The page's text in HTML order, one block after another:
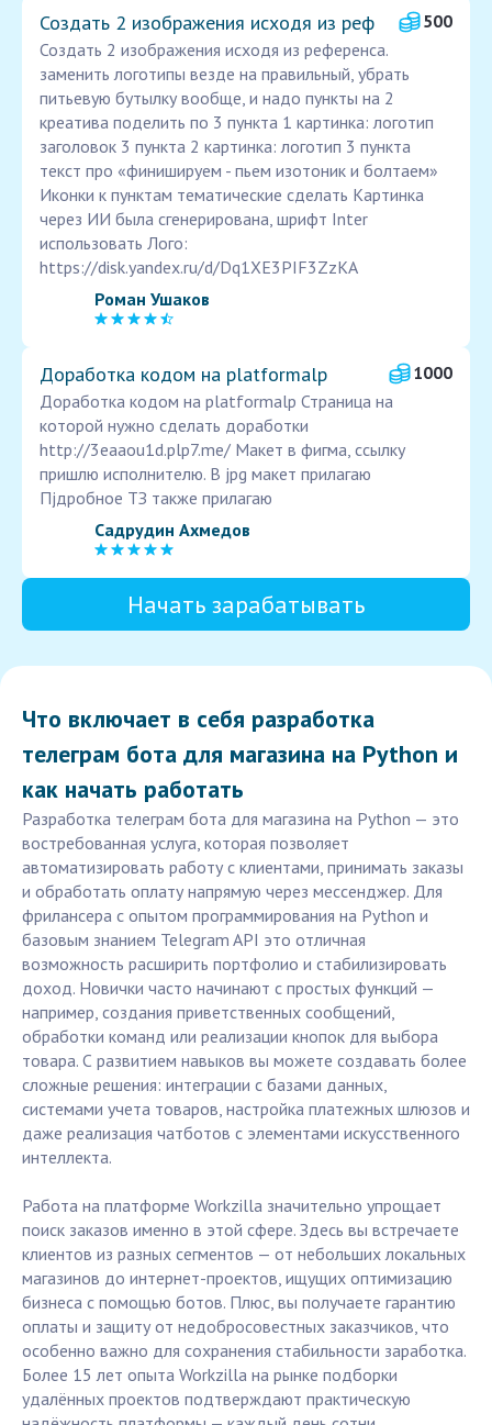
Создать 2 изображения исходя из реф
500
Создать 2 изображения исходя из референса.
заменить логотипы везде на правильный, убрать
питьевую бутылку вообще, и надо пункты на 2
креатива поделить по 3 пункта 1 картинка: логотип
заголовок 3 пункта 2 картинка: логотип 3 пункта
текст про «финишируем - пьем изотоник и болтаем»
Иконки к пунктам тематические сделать Картинка
через ИИ была сгенерирована, шрифт Inter
использовать Лого:
https://disk.yandex.ru/d/Dq1XE3PIF3ZzKA
Роман Ушаков
Доработка кодом на platformalp
1000
Доработка кодом на platformalp Страница на
которой нужно сделать доработки
http://3eaaou1d.plp7.me/ Макет в фигма, ссылку
пришлю исполнителю. В jpg макет прилагаю
Пjдробное ТЗ также прилагаю
Садрудин Ахмедов
Начать зарабатывать
Что включает в себя разработка
телеграм бота для магазина на Python и
как начать работать
Разработка телеграм бота для магазина на Python — это
востребованная услуга, которая позволяет
автоматизировать работу с клиентами, принимать заказы
и обработать оплату напрямую через мессенджер. Для
фрилансера с опытом программирования на Python и
базовым знанием Telegram API это отличная
возможность расширить портфолио и стабилизировать
доход. Новички часто начинают с простых функций —
например, создания приветственных сообщений,
обработки команд или реализации кнопок для выбора
товара. С развитием навыков вы можете создавать более
сложные решения: интеграции с базами данных,
системами учета товаров, настройка платежных шлюзов и
даже реализация чатботов с элементами искусственного
интеллекта.
Работа на платформе Workzilla значительно упрощает
поиск заказов именно в этой сфере. Здесь вы встречаете
клиентов из разных сегментов — от небольших локальных
магазинов до интернет-проектов, ищущих оптимизацию
бизнеса с помощью ботов. Плюс, вы получаете гарантию
оплаты и защиту от недобросовестных заказчиков, что
особенно важно для сохранения стабильности заработка.
Более 15 лет опыта Workzilla на рынке подборки
удалённых проектов подтверждают практическую